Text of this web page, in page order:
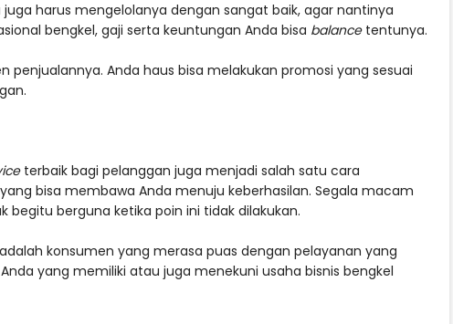
harus mengelolanya dengan sangat baik, agar nantinya
bengkel, gaji serta keuntungan Anda bisa balancetentunya.
penjualannya. Anda haus bisa melakukan promosi yang sesuai
terbaik bagi pelanggan juga menjadi salah satu cara
bisa membawa Anda menuju keberhasilan. Segala macam
begitu berguna ketika poin ini tidak dilakukan.
konsumen yang merasa puas dengan pelayanan yang
yang memiliki atau juga menekuni usaha bisnis bengkel